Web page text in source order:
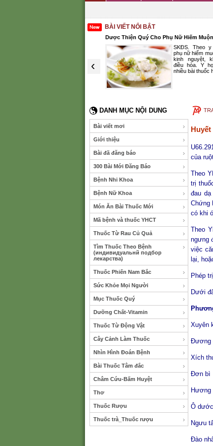
BÀI VIẾT NỔI BẬT
‹
do ăn uống không điều độ, nóng
Dược Thiện Quý Cho Phụ Nữ Hiếm Muộn
SKĐS. Theo y
phụ nữ hiếm
kinh nguyệt,
điều hòa. Y
nhiều bài thuốc
DANH MỤC NỘI DUNG
Bài viết mơi
Giới thiệu
Bài đã đăng báo
300 Bài Mới Đăng Báo
Bệnh Nhi Khoa
Bệnh Nữ Khoa
Món Ăn Bài Thuốc Mới
Mã bệnh và thuốc YHCT
Thuốc Từ Rau Củ Quả
Tìm Thuốc Theo Bệnh
(индивидуальнй подбор
лекарства)
Thuốc Phiến Nam Bắc
Sức Khỏe Mọi Người
Mục Thuốc Quý
Dưỡng Chất-Vitamin
Thuốc Từ Động Vật
Cây Cảnh Làm Thuốc
Nhìn Hình Đoán Bệnh
Bài Thuốc Tâm đắc
Châm Cứu-Bấm Huyệt
Thơ
Thuốc Rượu
Thuốc trà_Thuốc rượu
Huyết
của
Theo
trị
đau
Chứng
có khi
Theo
ngưng
việc
lại,
Phép
Dưới
Ô